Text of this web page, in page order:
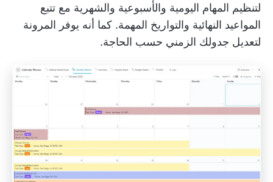
لتنظيم المهام اليومية والأسبوعية والشهرية مع تتبع
المواعيد النهائية والتواريخ المهمة. كما أنه يوفر المرونة
لتعديل جدولك الزمني حسب الحاجة.